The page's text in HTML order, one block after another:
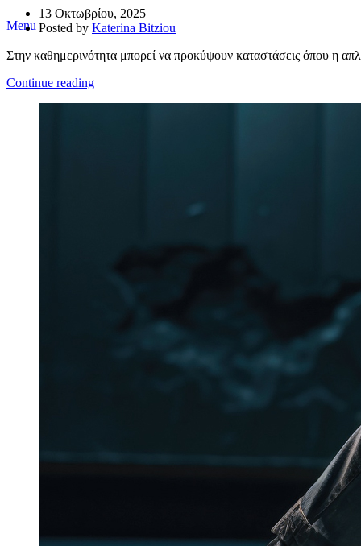
Menu
13 Οκτωβρίου, 2025
Posted by Katerina Bitziou
Στην καθημερινότητα μπορεί να προκύψουν καταστάσεις όπου η
Continue reading